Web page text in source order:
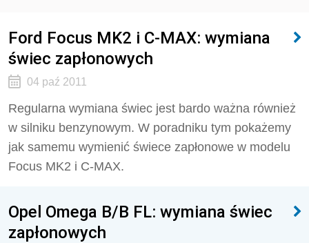
Ford Focus MK2 i C-MAX: wymiana
świec zapłonowych
04 paź 2011
Regularna wymiana świec jest bardo ważna również
w silniku benzynowym. W poradniku tym pokażemy
jak samemu wymienić świece zapłonowe w modelu
Focus MK2 i C-MAX.
Opel Omega B/B FL: wymiana świec
zapłonowych